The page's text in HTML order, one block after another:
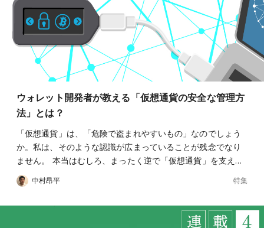
ウォレット開発者が教える「仮想通貨の安全な管理方
法」とは？
「仮想通貨」は、「危険で盗まれやすいもの」なのでしょう
か。私は、そのような認識が広まっていることが残念でなり
ません。 本当はむしろ、まったく逆で「仮想通貨」を支え…
中村昂平 特集